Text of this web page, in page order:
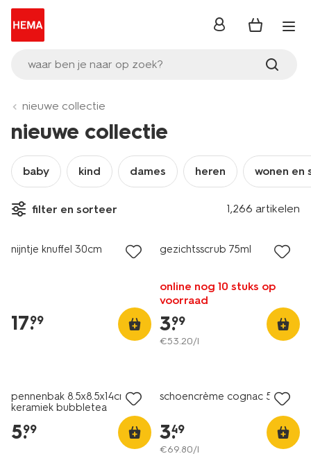
waar ben je naar op zoek?
inloggen
nieuwe collectie
nieuwe collectie
baby kind dames heren wonen en
filter en sorteer 1,266 artikelen
nieuw
nijntje knuffel 30cm
17.
99
gezichtsscrub 75ml
online nog 10 stuks op
voorraad
3.
99
€53.20/l
pennenbak 8.5x8.5x14cm
keramiek bubbletea
5.
99
schoencrème cognac 50ml
3.
49
€69.80/l